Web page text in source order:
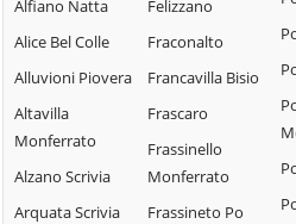
Alfiano Natta
Alice Bel Colle
Alluvioni Piovera
Altavilla
Monferrato
Alzano Scrivia
Arquata Scrivia
Felizzano
Fraconalto
Francavilla Bisio
Frascaro
Frassinello
Monferrato
Frassineto Po